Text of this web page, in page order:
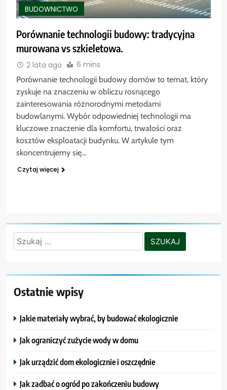
BUDOWNICTWO
Porównanie technologii budowy: tradycyjna
murowana vs szkieletowa.
2 lata ago 6 mins
Porównanie technologii budowy domów to temat, który
zyskuje na znaczeniu w obliczu rosnącego
zainteresowania różnorodnymi metodami
budowlanymi. Wybór odpowiedniej technologii ma
kluczowe znaczenie dla komfortu, trwałości oraz
kosztów eksploatacji budynku. W artykule tym
skoncentrujemy się…
Czytaj więcej
Szukaj:
Ostatnie wpisy
Jakie materiały wybrać, by budować ekologicznie
Jak ograniczyć zużycie wody w domu
Jak urządzić dom ekologicznie i oszczędnie
Jak zadbać o ogród po zakończeniu budowy